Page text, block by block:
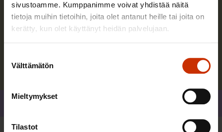
sivustoamme. Kumppanimme voivat yhdistää näitä
tietoja muihin tietoihin, joita olet antanut heille tai joita on
kerätty, kun olet käyttänyt heidän palvelujaan.
valinta
Välttämätön
Mieltymykset
Tilastot
Vastaan SAK:n kansainvälisen edunvalvonnan
koordinoinnista ja kehittämisestä.